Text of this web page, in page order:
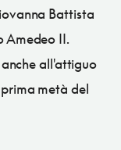
Battista
Amedeo II.
all'attiguo
metà del